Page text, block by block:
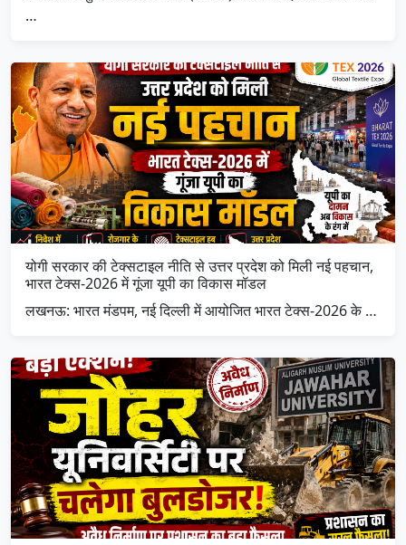
…
योगी सरकार की टेक्सटाइल नीति से उत्तर प्रदेश को मिली नई पहचान,
भारत टेक्स-2026 में गूंजा यूपी का विकास मॉडल
लखनऊ: भारत मंडपम, नई दिल्ली में आयोजित भारत टेक्स-2026 के …